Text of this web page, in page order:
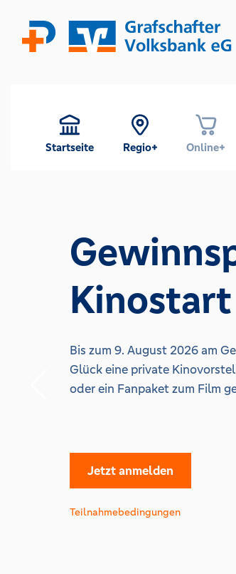
Startseite Regio+ Online+
Kinostart
Bis zum 9. August 2026 am
Glück eine private
oder ein Fanpaket zum Film
Jetzt anmelden
Teilnahmebedingungen